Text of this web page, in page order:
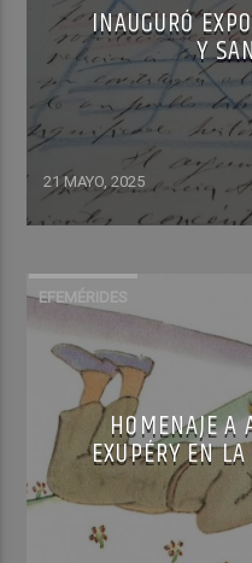
INAUGURÓ
Y
21 MAYO, 2025
EFEMÉRIDES
HOMENAJE
EXUPÉRY EN